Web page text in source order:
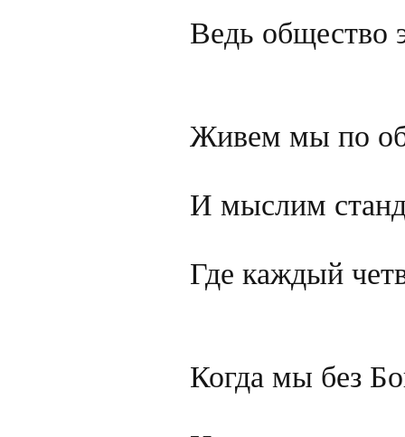
Ведь общество
Живем мы по
И мыслим
Где каждый
Когда мы без